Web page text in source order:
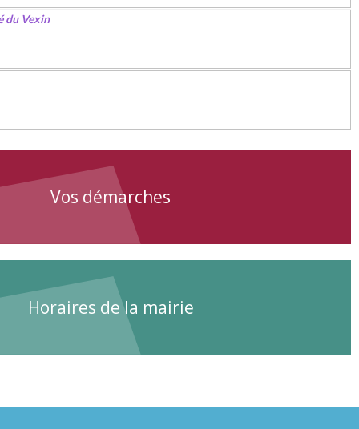
du Vexin
Vos démarches
Horaires de la mairie